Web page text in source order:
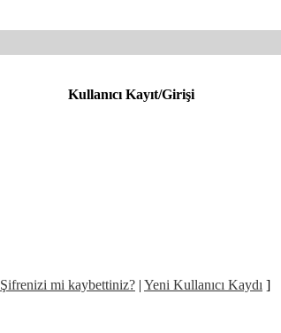
Kullanıcı Kayıt/Girişi
Şifrenizi mi kaybettiniz? | Yeni Kullanıcı Kaydı ]